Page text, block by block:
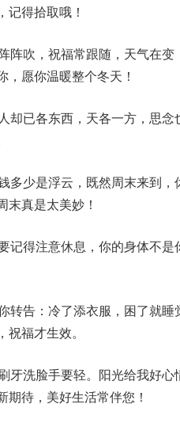
记得拾取哦！
阵吹，祝福常跟随，天气在
愿你温暖整个冬天！
却已各东西，天各一方，思
多少是浮云，既然周末来到
末真是太美妙！
记得注意休息，你的身体不
转告：冷了添衣服，困了就
福才生效。
牙洗脸手要轻。阳光给我好
期待，美好生活常伴您！